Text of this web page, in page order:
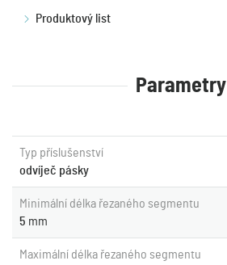
Produktový list
Parametry
Typ příslušenství
odvíječ pásky
Minimální délka řezaného segmentu
5 mm
Maximální délka řezaného segmentu